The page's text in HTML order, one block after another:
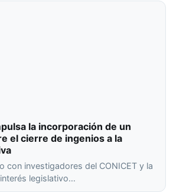
la incorporación de un
el cierre de ingenios a la
con investigadores del CONICET y la
legislativo…